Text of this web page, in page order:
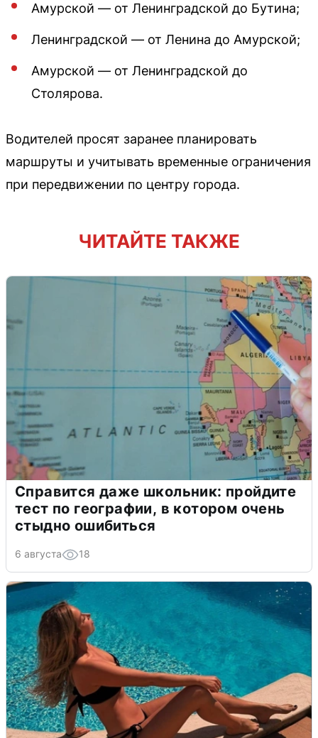
Амурской — от Ленинградской до Бутина;
Ленинградской — от Ленина до Амурской;
Амурской — от Ленинградской до
Столярова.
Водителей просят заранее планировать
маршруты и учитывать временные ограничения
при передвижении по центру города.
ЧИТАЙТЕ ТАКЖЕ
Справится даже школьник: пройдите
тест по географии, в котором очень
стыдно ошибиться
6 августа 18